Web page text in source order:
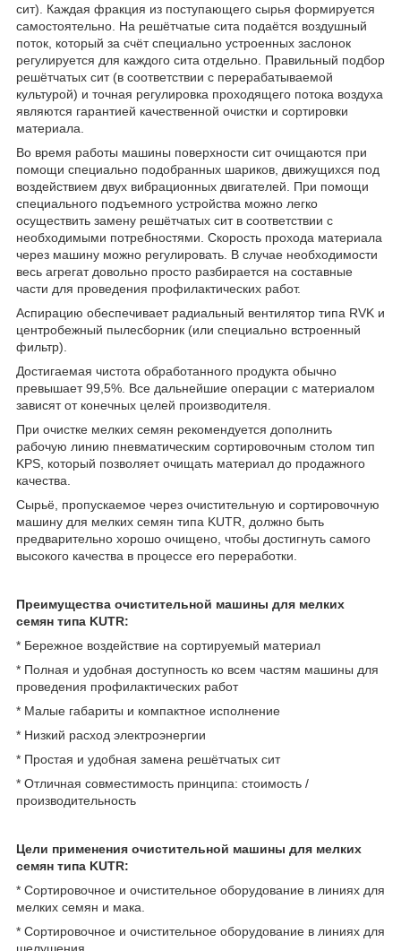
сит). Каждая фракция из поступающего сырья формируется
самостоятельно. На решётчатые сита подаётся воздушный
поток, который за счёт специально устроенных заслонок
регулируется для каждого сита отдельно. Правильный подбор
решётчатых сит (в соответствии с перерабатываемой
культурой) и точная регулировка проходящего потока воздуха
являются гарантией качественной очистки и сортировки
материала.
Во время работы машины поверхности сит очищаются при
помощи специально подобранных шариков, движущихся под
воздействием двух вибрационных двигателей. При помощи
специального подъемного устройства можно легко
осуществить замену решётчатых сит в соответствии с
необходимыми потребностями. Скорость прохода материала
через машину можно регулировать. В случае необходимости
весь агрегат довольно просто разбирается на составные
части для проведения профилактических работ.
Аспирацию обеспечивает радиальный вентилятор типа RVK и
центробежный пылесборник (или специально встроенный
фильтр).
Достигаемая чистота обработанного продукта обычно
превышает 99,5%. Все дальнейшие операции с материалом
зависят от конечных целей производителя.
При очистке мелких семян рекомендуется дополнить
рабочую линию пневматическим сортировочным столом тип
KPS, который позволяет очищать материал до продажного
качества.
Сырьё, пропускаемое через очистительную и сортировочную
машину для мелких семян типа KUTR, должно быть
предварительно хорошо очищено, чтобы достигнуть самого
высокого качества в процессе его переработки.
Преимущества очистительной машины для мелких
семян типа KUTR:
* Бережное воздействие на сортируемый материал
* Полная и удобная доступность ко всем частям машины для
проведения профилактических работ
* Малые габариты и компактное исполнение
* Низкий расход электроэнергии
* Простая и удобная замена решётчатых сит
* Отличная совместимость принципа: стоимость /
производительность
Цели применения очистительной машины для мелких
семян типа KUTR:
* Сортировочное и очистительное оборудование в линиях для
мелких семян и мака.
* Сортировочное и очистительное оборудование в линиях для
шелушения